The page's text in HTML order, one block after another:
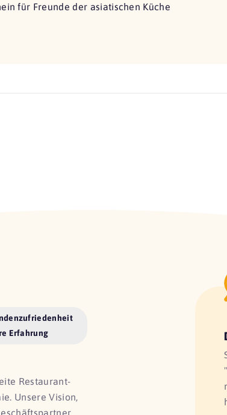
für Freunde der asiatischen Küche
Erfahrung
Restaurant-
Unsere Vision,